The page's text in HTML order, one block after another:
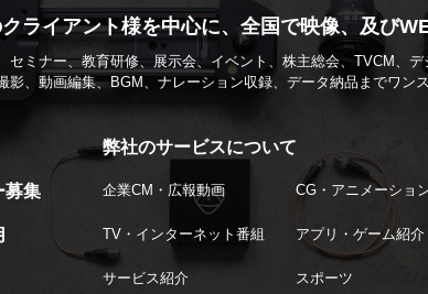
ライアント様を中心に、全国で映像、及び
ミナー、教育研修、展示会、イベント、株主総会、TVCM、
、動画編集、BGM、ナレーション収録、データ納品までワン
募集
弊社のサービスについて
企業CM・広報動画 CG・アニメーショ
TV・インターネット番組 アプリ・ゲーム紹介
サービス紹介 スポーツ